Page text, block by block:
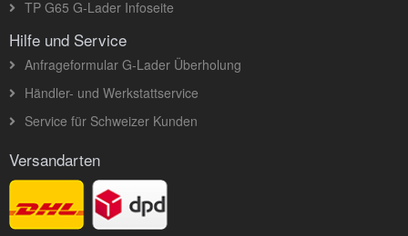
TP G65 G-Lader Infoseite
Hilfe und Service
Anfrageformular G-Lader Überholung
Händler- und Werkstattservice
Service für Schweizer Kunden
Versandarten